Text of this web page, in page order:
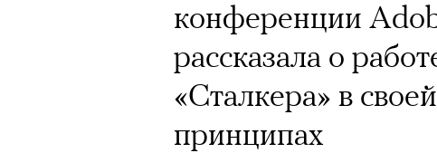
конференции
рассказала о
«Сталкера» в
принципах
первых показах
темы
футбольной
лекцию Евгении
пересмотреть